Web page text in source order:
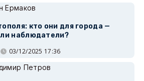
Ермаков
кто они для города —
наблюдатели?
03/12/2025 17:36
Петров